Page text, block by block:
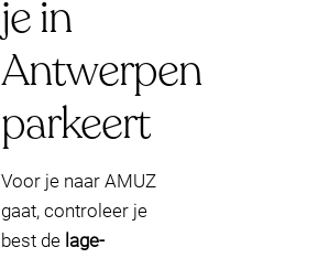
je in
Antwerpen
parkeert
Voor je naar AMUZ
gaat, controleer je
best de lage-